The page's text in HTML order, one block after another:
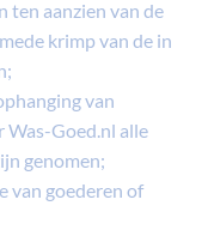
ten aanzien van de
krimp van de in
van
Was-Goed.nl alle
genomen;
van goederen of